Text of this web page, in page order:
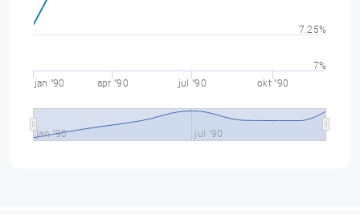
jan "90 apr "90 jul "90 okt "90
jan "90 jul "90
7%
7.25%